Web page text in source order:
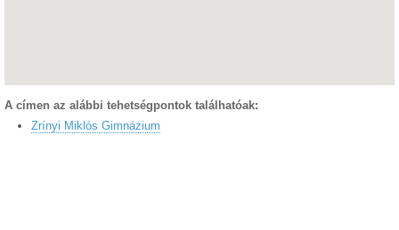
A címen az alábbi tehetségpontok találhatóak:
Zrínyi Miklós Gimnázium